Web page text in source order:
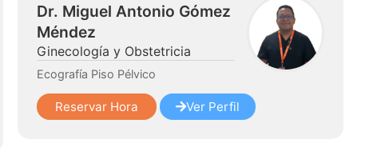
Dr. Miguel Antonio Gómez
Méndez
Ginecología y Obstetricia
Ecografía Piso Pélvico
Reservar Hora Ver Perfil